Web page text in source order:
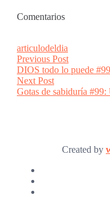
Comentarios
articulodeldia
Post
navigation
Previous PostPrevious
post:
DIOS todo lo puede
Next PostNext
post:
Gotas de sabiduría
Created by